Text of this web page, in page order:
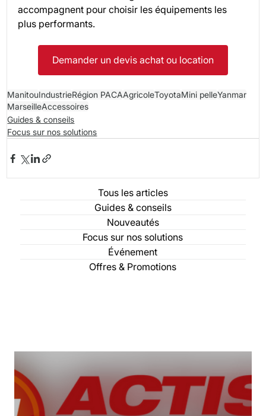
Tous les articles
Guides & conseils
Nouveautés
Focus sur nos solutions
Événement
Offres & Promotions
accompagnent pour choisir les équipements les
plus performants.
Demander un devis achat ou location
ManitouIndustrieRégion PACAAgricoleToyotaMini pelleYanmar
MarseilleAccessoires
Guides & conseils
Focus sur nos solutions